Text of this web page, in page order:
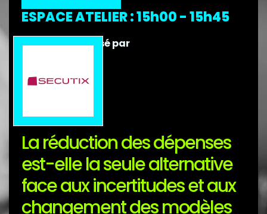
ESPACE ATELIER : 15h00 - 15h45
Débat sponsorisé par
La réduction des dépenses
est-elle la seule alternative
face aux incertitudes et aux
changement des modèles